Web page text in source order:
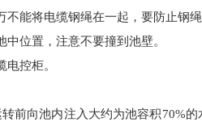
不能将电缆钢绳在一起，要防止钢
位置，注意不要撞到池壁。
控柜。
前向池内注入大约为池容积70%